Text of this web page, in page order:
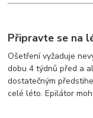
Připravte se na
Ošetření vyžaduje
dobu 4 týdnů před a
dostatečným
celé léto. Epilátor